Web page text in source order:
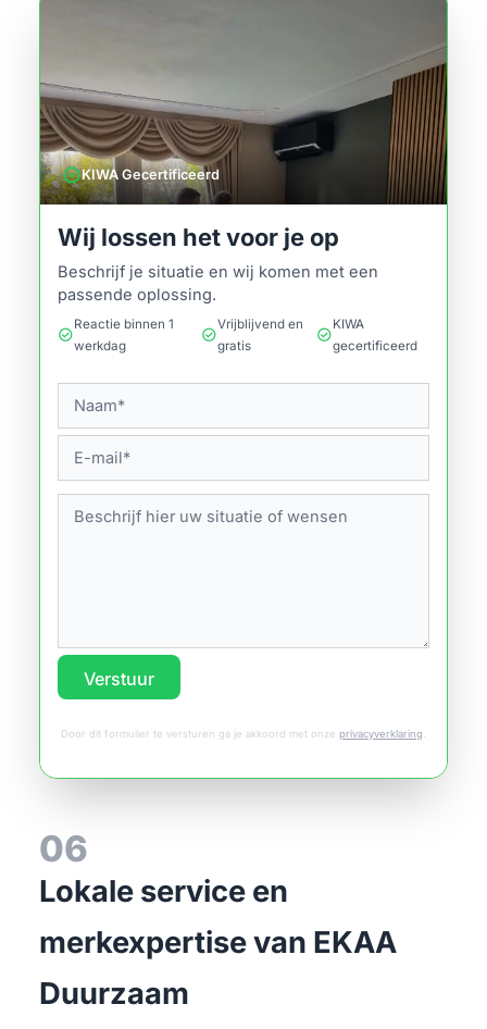
verifiedKIWA Gecertificeerd
Wij lossen het voor je op
Beschrijf je situatie en wij komen met een
passende oplossing.
check_circle
Reactie binnen 1
werkdag
check_circle
Vrijblijvend en
gratis
check_circle
KIWA
gecertificeerd
Verstuur
Door dit formulier te versturen ga je akkoord met onze privacyverklaring.
06
Lokale service en
merkexpertise van EKAA
Duurzaam